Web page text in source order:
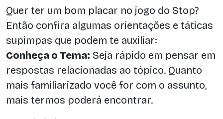
Quer ter um bom placar no jogo do Stop?
Então confira algumas orientações e táticas
supimpas que podem te auxiliar:
Conheça o Tema: Seja rápido em pensar em
respostas relacionadas ao tópico. Quanto
mais familiarizado você for com o assunto,
mais termos poderá encontrar.